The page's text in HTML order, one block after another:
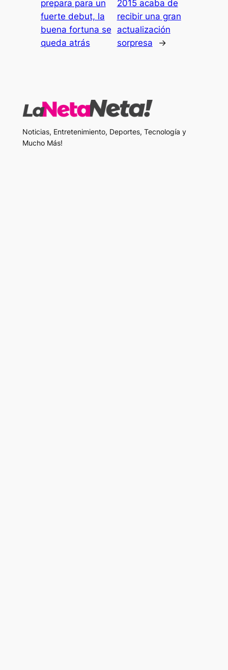
prepara para un
fuerte debut, la
buena fortuna se
queda atrás
2015 acaba de
recibir una gran
actualización
sorpresa
→
Noticias, Entretenimiento, Deportes, Tecnología y
Mucho Más!